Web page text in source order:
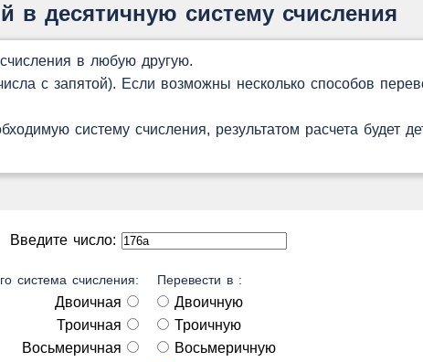
в десятичную систему счисления
в любую другую.
с запятой). Если возможны несколько способов
систему счисления, результатом расчета будет
Введите число:
система счисления:
Двоичная
Троичная
Восьмеричная
Перевести в :
Двоичную
Троичную
Восьмеричную